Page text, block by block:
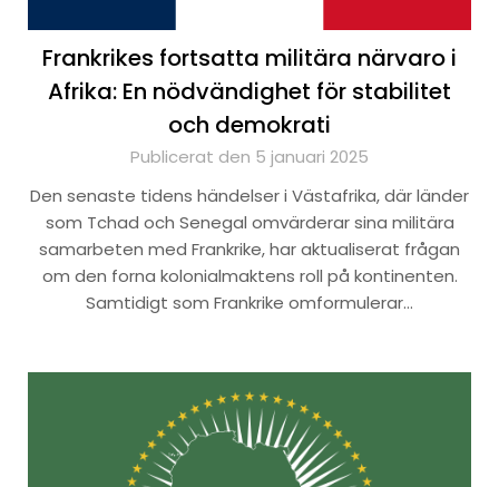
Frankrikes fortsatta militära närvaro i
Afrika: En nödvändighet för stabilitet
och demokrati
Publicerat den 5 januari 2025
Den senaste tidens händelser i Västafrika, där länder
som Tchad och Senegal omvärderar sina militära
samarbeten med Frankrike, har aktualiserat frågan
om den forna kolonialmaktens roll på kontinenten.
Samtidigt som Frankrike omformulerar…